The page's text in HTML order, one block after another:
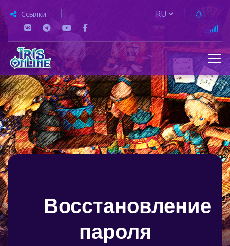
Ссылки
Восстановление
пароля